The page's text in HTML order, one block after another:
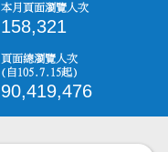
本月頁面瀏覽人次
158,321
頁面總瀏覽人次
(自105.7.15起)
90,419,476